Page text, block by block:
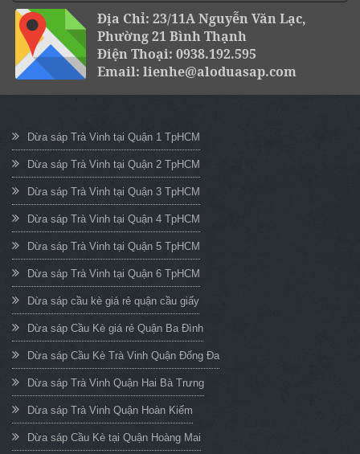
Địa Chỉ: 23/11A Nguyễn Văn Lạc,
Phường 21 Bình Thạnh
Điện Thoại: 0938.192.595
Email: lienhe@aloduasap.com
Dừa sáp Trà Vinh tại Quận 1 TpHCM
Dừa sáp Trà Vinh tại Quận 2 TpHCM
Dừa sáp Trà Vinh tại Quận 3 TpHCM
Dừa sáp Trà Vinh tại Quận 4 TpHCM
Dừa sáp Trà Vinh tại Quận 5 TpHCM
Dừa sáp Trà Vinh tại Quận 6 TpHCM
Dừa sáp cầu kè giá rẻ quận cầu giấy
Dừa sáp Cầu Kè giá rẻ Quận Ba Đình
Dừa sáp Cầu Kè Trà Vinh Quận Đống Đa
Dừa sáp Trà Vinh Quận Hai Bà Trưng
Dừa sáp Trà Vinh Quận Hoàn Kiếm
Dừa sáp Cầu Kè tại Quận Hoàng Mai